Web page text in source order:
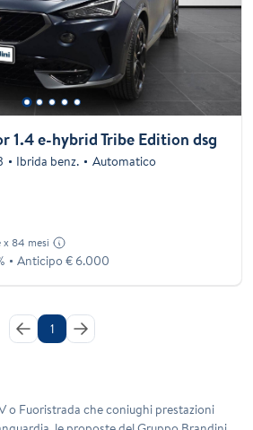
1.4 e-hybrid Tribe Edition dsg
Ibrida benz. Automatico
x 84 mesi
Anticipo € 6.000
1
o Fuoristrada che coniughi prestazioni